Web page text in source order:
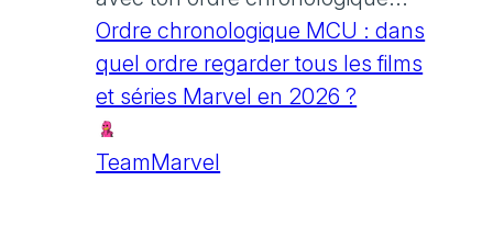
Ordre chronologique MCU : dans
quel ordre regarder tous les films
et séries Marvel en 2026 ?
TeamMarvel